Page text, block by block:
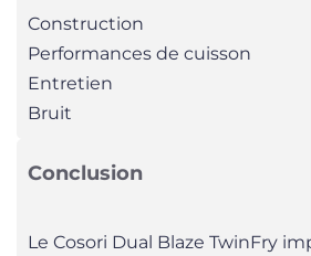
Construction
Performances de cuisson
Entretien
Bruit
Conclusion
Le Cosori Dual Blaze TwinFry